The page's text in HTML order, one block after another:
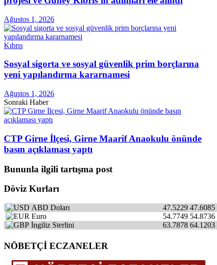
Ağustos 1, 2026
Kıbrıs
Sosyal sigorta ve sosyal güvenlik prim borçlarına
yeni yapılandırma kararnamesi
Ağustos 1, 2026
Sonraki Haber
CTP Girne İlçesi, Girne Maarif Anaokulu önünde
basın açıklaması yaptı
Bununla ilgili tartışma post
Döviz Kurları
ABD Doları 47.6085
47.5229
Euro
54.8736
54.7749
İngiliz Sterlini
64.1203
63.7878
NÖBETÇİ ECZANELER